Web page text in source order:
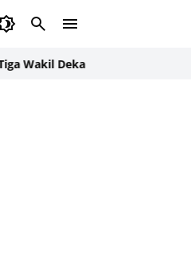
Dekan Baru Dilantik, FKG USK